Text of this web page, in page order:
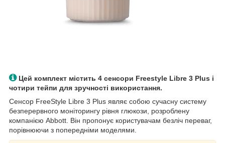
Цей комплект містить 4 сенсори Freestyle Libre 3 Plus і
чотири тейпи для зручності використання.
Сенсор FreeStyle Libre 3 Plus являє собою сучасну систему
безперервного моніторингу рівня глюкози, розроблену
компанією Abbott. Він пропонує користувачам безліч переваг,
порівнюючи з попередніми моделями.